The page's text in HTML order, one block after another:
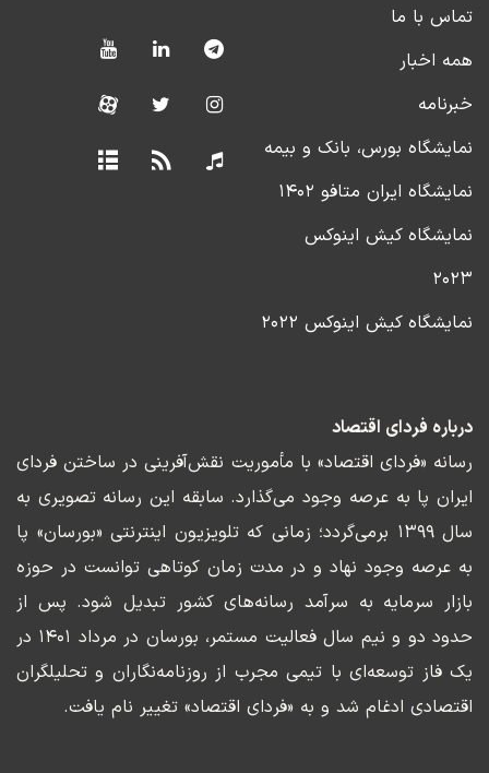
تماس با ما
همه اخبار
خبرنامه
نمایشگاه بورس، بانک و بیمه
نمایشگاه ایران متافو ۱۴۰۲
نمایشگاه کیش اینوکس
۲۰۲۳
نمایشگاه کیش اینوکس ۲۰۲۲
درباره فردای اقتصاد
رسانه «فردای اقتصاد» با مأموریت نقش‌آفرینی در ساختن فردای
ایران پا به عرصه وجود می‌گذارد. سابقه این رسانه تصویری به
سال ۱۳۹۹ برمی‌گردد؛ زمانی که تلویزیون اینترنتی «بورسان» پا
به عرصه وجود نهاد و در مدت زمان کوتاهی توانست در حوزه
بازار سرمایه به سرآمد رسانه‌های کشور تبدیل شود. پس از
حدود دو و نیم سال فعالیت مستمر، بورسان در مرداد ۱۴۰۱ در
یک فاز توسعه‌ای با تیمی مجرب از روزنامه‌نگاران و تحلیلگران
اقتصادی ادغام شد و به «فردای اقتصاد» تغییر نام یافت.